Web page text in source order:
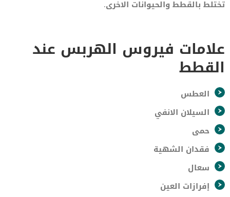
تختلط بالقطط والحيوانات الاخرى.
علامات فيروس الهربس عند
القطط
العطس
السيلان الانفي
حمى
فقدان الشهية
سعال
إفرازات العين